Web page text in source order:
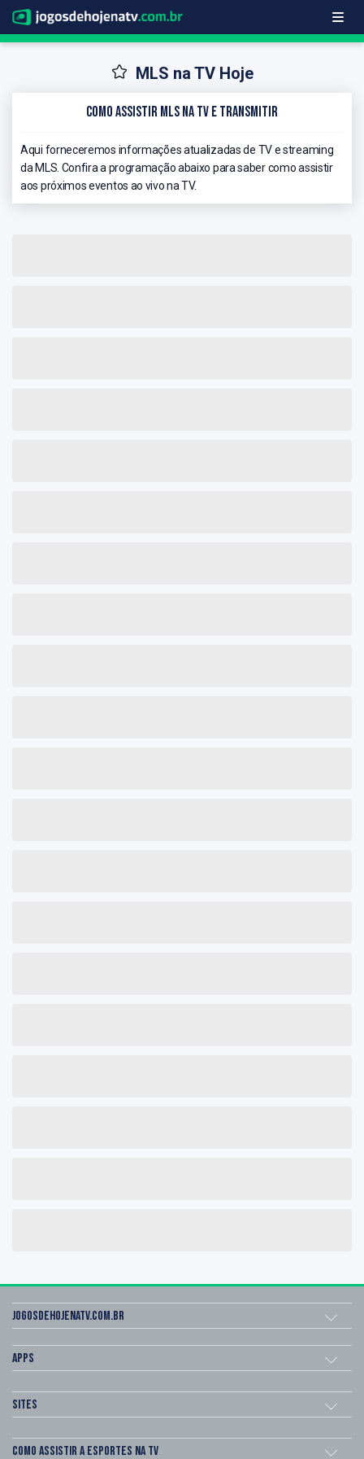
MLS na TV Hoje
Como Assistir MLS na TV e Transmitir
Aqui forneceremos informações atualizadas de TV e streaming
da MLS. Confira a programação abaixo para saber como assistir
aos próximos eventos ao vivo na TV.
Jogosdehojenatv.com.br
Apps
Sites
Como assistir a esportes na TV